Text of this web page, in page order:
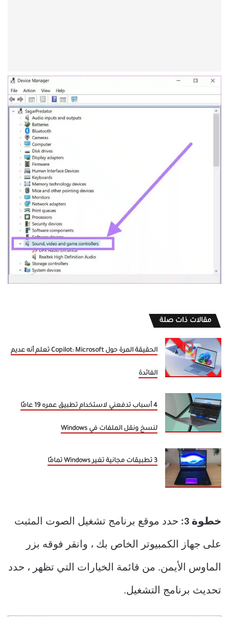
مقالات ذات صلة
الحقيقة المرة حول Copilot: Microsoft تعلم أنه عديم
الفائدة
4 أسباب تدفعني لاستخدام تطبيق عمره 19 عامًا
لنسخ ونقل الملفات في Windows
3 تطبيقات مجانية تغير Windows تمامًا
خطوة 3: حدد موقع برنامج تشغيل الصوت المثبت
على جهاز الكمبيوتر الخاص بك ، وانقر فوقه بزر
الماوس الأيمن. من قائمة الخيارات التي تظهر ، حدد
تحديث برنامج التشغيل.